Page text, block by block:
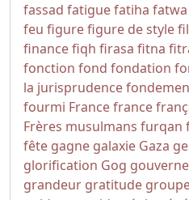
fassad fatiguefatiha fatwa
feu figurefigure de style
financefiqh firasa fitna
fonction fond fondation
la jurisprudence
fourmi Francefrance
Frères musulmans furqan
fête gagne galaxie Gaza
glorification Gog
grandeur gratitude